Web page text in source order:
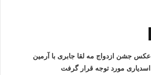
عکس جشن ازدواج مه لقا جابری با آرمین
اسدیاری مورد توجه قرار گرفت